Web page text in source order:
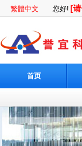
繁體中文 您好! [
首页